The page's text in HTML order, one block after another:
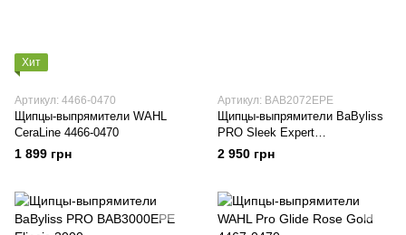
Хит
Артикул: 4466-0470
Щипцы-выпрямители WAHL
CeraLine 4466-0470
1 899 грн
Артикул: BAB2072EPE
Щипцы-выпрямители BaByliss
PRO Sleek Expert
BAB2072EPE
2 950 грн